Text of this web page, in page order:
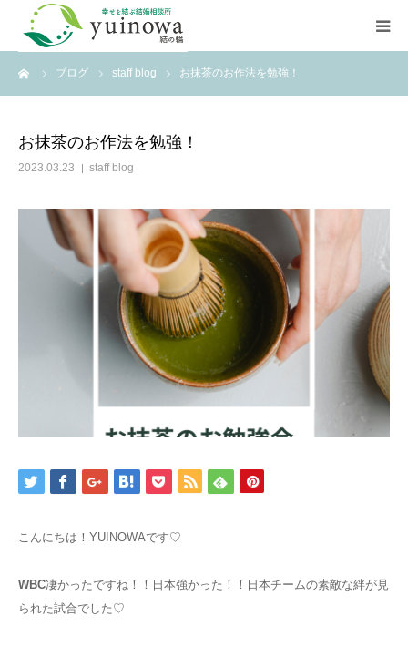
ブログ staff blog お抹茶のお作法を勉強！
お抹茶のお作法を勉強！
2023.03.23 staff blog
こんにちは！YUINOWAです♡
WBC凄かったですね！！日本強かった！！日本チームの素敵な絆が見
られた試合でした♡
HOME
お知らせ
店舗案内
ご相談はこちら